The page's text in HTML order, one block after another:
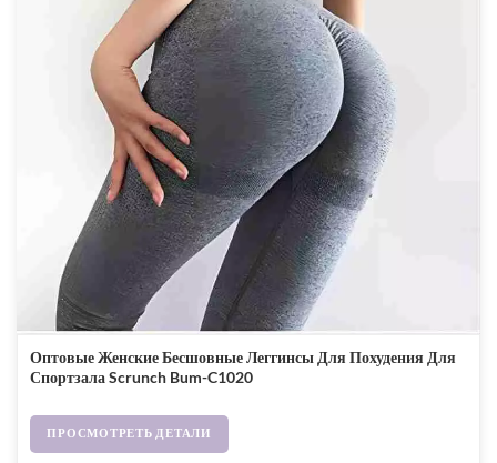
Оптовые Женские Бесшовные Леггинсы Для Похудения Для
Спортзала Scrunch Bum-C1020
ПРОСМОТРЕТЬ ДЕТАЛИ